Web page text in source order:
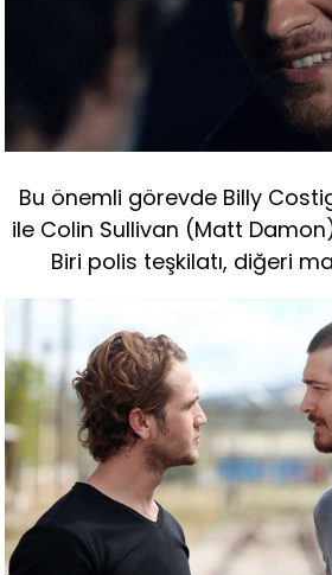
Bu önemli görevde Billy
ile Colin Sullivan (Matt
Biri polis teşkilatı, diğeri